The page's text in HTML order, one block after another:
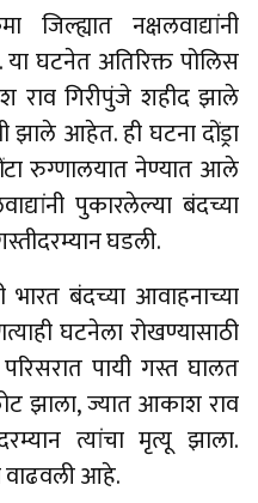
जिल्ह्यात नक्षलवाद्यांनी
घटनेत अतिरिक्त पोलिस
राव गिरीपुंजे शहीद झाले
आहेत. ही घटना दोंड्रा
रुग्णालयात नेण्यात आले
पुकारलेल्या बंदच्या
घडली.
बंदच्या आवाहनाच्या
घटनेला रोखण्यासाठी
पायी गस्त घालत
झाला, ज्यात आकाश राव
त्यांचा मृत्यू झाला.
वाढवली आहे.